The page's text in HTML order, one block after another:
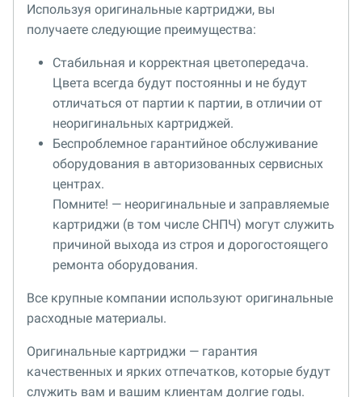
Используя оригинальные картриджи, вы
получаете следующие преимущества:
Стабильная и корректная цветопередача.
Цвета всегда будут постоянны и не будут
отличаться от партии к партии, в отличии от
неоригинальных картриджей.
Беспроблемное гарантийное обслуживание
оборудования в авторизованных сервисных
центрах.
Помните! — неоригинальные и заправляемые
картриджи (в том числе СНПЧ) могут служить
причиной выхода из строя и дорогостоящего
ремонта оборудования.
Все крупные компании используют оригинальные
расходные материалы.
Оригинальные картриджи — гарантия
качественных и ярких отпечатков, которые будут
служить вам и вашим клиентам долгие годы.